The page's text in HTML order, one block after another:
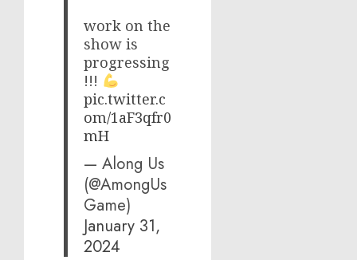
work on the
show is
progressing
!!!
pic.twitter.c
om/1aF3qfr0
mH
— Along Us
(@AmongUs
Game)
January 31,
2024